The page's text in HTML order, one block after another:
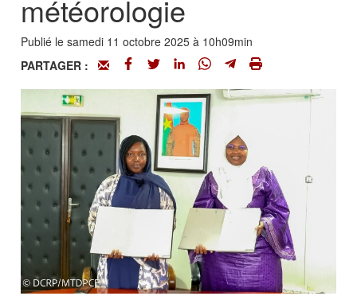
météorologie
Publié le samedi 11 octobre 2025 à 10h09min
PARTAGER :